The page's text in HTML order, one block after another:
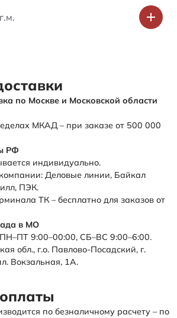
по Москве и Московской области
МКАД – при заказе от 500 000
РФ
индивидуально.
Деловые линии, Байкал
ПЭК.
ТК – бесплатно для заказов от
в МО
9:00–00:00, СБ–ВС 9:00–6:00.
обл., г.о. Павлово-Посадский, г.
Вокзальная, 1А.
по безналичному расчету – по